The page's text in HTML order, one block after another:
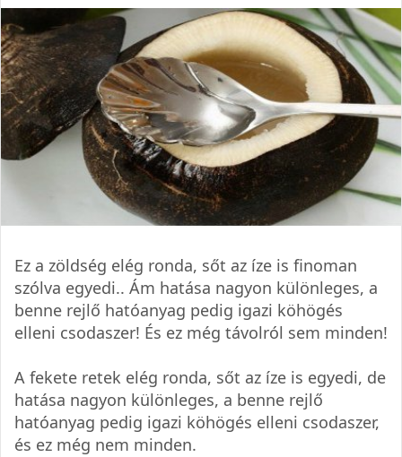
Ez a zöldség elég ronda, sőt az íze is finoman
szólva egyedi.. Ám hatása nagyon különleges, a
benne rejlő hatóanyag pedig igazi köhögés
elleni csodaszer! És ez még távolról sem minden!
A fekete retek elég ronda, sőt az íze is egyedi, de
hatása nagyon különleges, a benne rejlő
hatóanyag pedig igazi köhögés elleni csodaszer,
és ez még nem minden.